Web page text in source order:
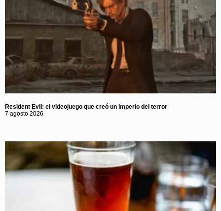
Resident Evil: el videojuego que creó un imperio del terror
7 agosto 2026